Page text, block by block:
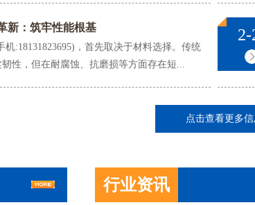
闭水试验气
新：筑牢性能根基
:18131823695)，首先取决于材料选择。传统
性，但在耐腐蚀、抗磨损等方面存在短...
2-
点击查看更多信
行业资讯